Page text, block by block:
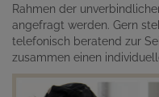
Rahmen der
angefragt werden. Gern
telefonisch beratend zur
zusammen einen